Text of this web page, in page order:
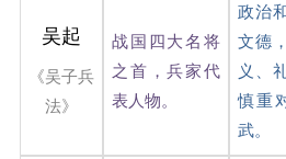
吴起
《吴子兵
法》
战国四大名将
之首，兵家代
表人物。
政治
文德
义、
慎重
武。